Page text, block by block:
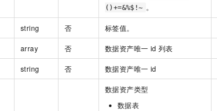
()+=&%$!~ 。
string 否 标签值。
array 否 数据资产唯一 id 列表
string 否 数据资产唯一 id
数据资产类型
数据表